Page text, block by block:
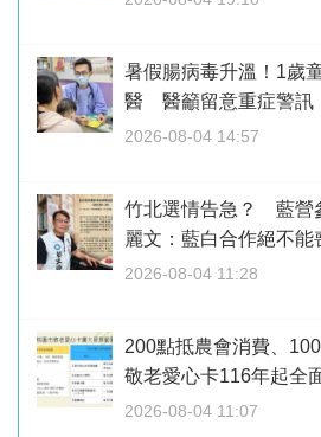
暑假腸病毒升溫！1歲
醫 醫籲留意重症警訊
2026-08-04 14:57
竹北選情告急？ 藍營
麗文：藍白合作絕不能
2026-08-04 11:28
200點抵農會消費、
敬老愛心卡116年起全
2026-08-04 11:07